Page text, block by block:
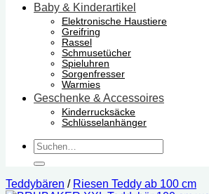
Baby & Kinderartikel
Elektronische Haustiere
Greifring
Rassel
Schmusetücher
Spieluhren
Sorgenfresser
Warmies
Geschenke & Accessoires
Kinderrucksäcke
Schlüsselanhänger
Suchen
nach:
Teddybären / Riesen Teddy ab 100 cm